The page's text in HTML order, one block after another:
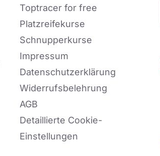
Toptracer for free
Platzreifekurse
Schnupperkurse
Impressum
Datenschutzerklärung
Widerrufsbelehrung
AGB
Detaillierte Cookie-
Einstellungen